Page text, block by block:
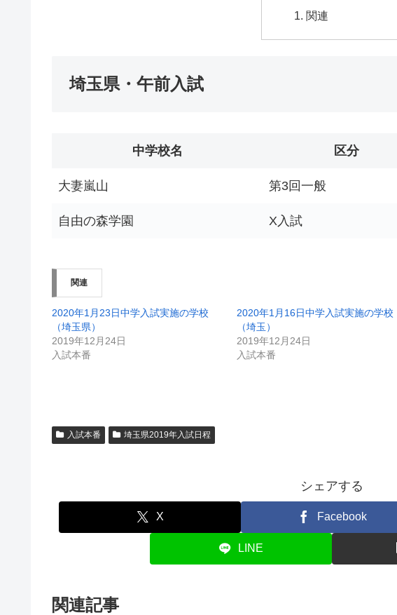
関連
埼玉県・午前入試
中学校名 区分
大妻嵐山 第3回一般
自由の森学園 X入試
関連
2020年1月23日中学入試実施の学校
（埼玉県）
2019年12月24日
入試本番
2020年1月16日中学入試実施の学校
（埼玉）
2019年12月24日
入試本番
入試本番 埼玉県2019年入試日程
シェアする
X Facebook
LINE
関連記事